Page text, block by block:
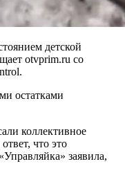
детской
otvprim.ru со
остатками
коллективное
что это
заявила,